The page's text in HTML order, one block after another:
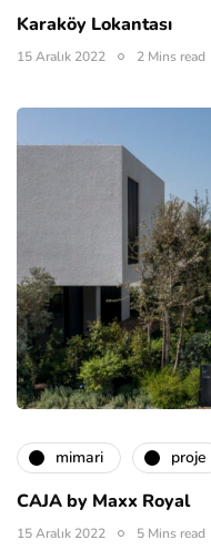
Karaköy Lokantası
15 Aralık 2022 2 Mins read
mimari proje
CAJA by Maxx Royal
15 Aralık 2022 5 Mins read